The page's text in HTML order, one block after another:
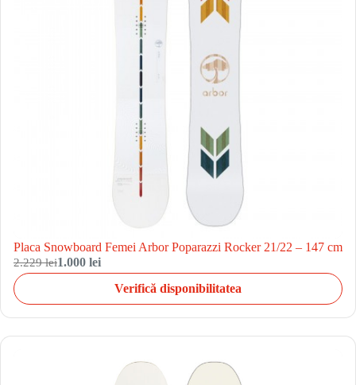
Placa Snowboard Femei Arbor Poparazzi Rocker 21/22 – 147 cm
2.229 lei1.000 lei
Verifică disponibilitatea